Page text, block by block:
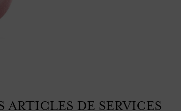
ARTICLES DE SERVICES